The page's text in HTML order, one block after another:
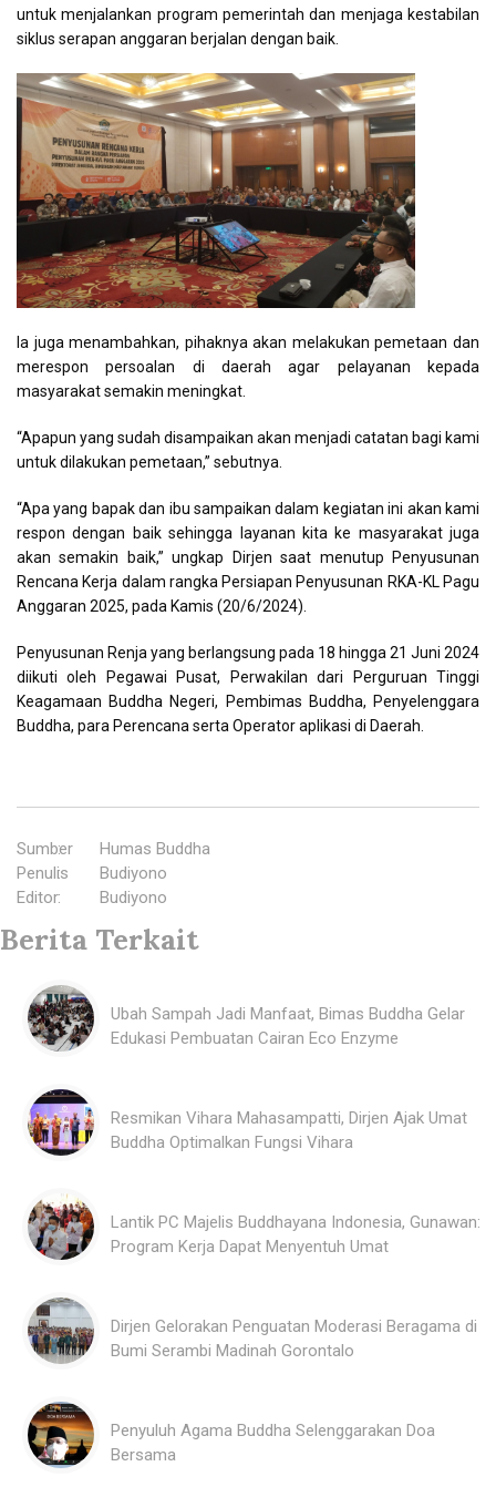
untuk menjalankan program pemerintah dan menjaga kestabilan
siklus serapan anggaran berjalan dengan baik.
Ia juga menambahkan, pihaknya akan melakukan pemetaan dan
merespon persoalan di daerah agar pelayanan kepada
masyarakat semakin meningkat.
“Apapun yang sudah disampaikan akan menjadi catatan bagi kami
untuk dilakukan pemetaan,” sebutnya.
“Apa yang bapak dan ibu sampaikan dalam kegiatan ini akan kami
respon dengan baik sehingga layanan kita ke masyarakat juga
akan semakin baik,” ungkap Dirjen saat menutup Penyusunan
Rencana Kerja dalam rangka Persiapan Penyusunan RKA-KL Pagu
Anggaran 2025, pada Kamis (20/6/2024).
Penyusunan Renja yang berlangsung pada 18 hingga 21 Juni 2024
diikuti oleh Pegawai Pusat, Perwakilan dari Perguruan Tinggi
Keagamaan Buddha Negeri, Pembimas Buddha, Penyelenggara
Buddha, para Perencana serta Operator aplikasi di Daerah.
Sumber
:
Humas Buddha
Penulis
:
Budiyono
Editor: Budiyono
Berita Terkait
Ubah Sampah Jadi Manfaat, Bimas Buddha Gelar
Edukasi Pembuatan Cairan Eco Enzyme
Resmikan Vihara Mahasampatti, Dirjen Ajak Umat
Buddha Optimalkan Fungsi Vihara
Lantik PC Majelis Buddhayana Indonesia, Gunawan:
Program Kerja Dapat Menyentuh Umat
Dirjen Gelorakan Penguatan Moderasi Beragama di
Bumi Serambi Madinah Gorontalo
Penyuluh Agama Buddha Selenggarakan Doa
Bersama